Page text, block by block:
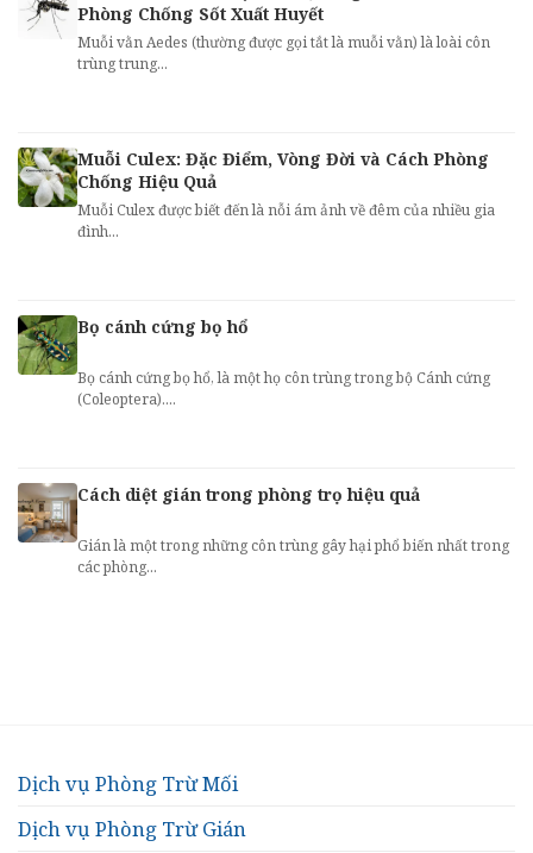
Phòng Chống Sốt Xuất Huyết
Muỗi vằn Aedes (thường được gọi tắt là muỗi vằn) là loài côn
trùng trung...
Muỗi Culex: Đặc Điểm, Vòng Đời và Cách Phòng
Chống Hiệu Quả
Muỗi Culex được biết đến là nỗi ám ảnh về đêm của nhiều gia
đình...
Bọ cánh cứng bọ hổ
Bọ cánh cứng bọ hổ, là một họ côn trùng trong bộ Cánh cứng
(Coleoptera)....
Cách diệt gián trong phòng trọ hiệu quả
Gián là một trong những côn trùng gây hại phổ biến nhất trong
các phòng...
Dịch vụ Phòng Trừ Mối
Dịch vụ Phòng Trừ Gián